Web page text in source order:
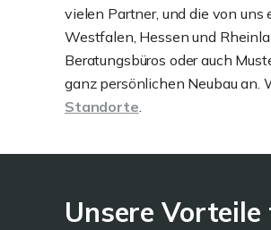
vielen Partner, und die von
Westfalen, Hessen und
Beratungsbüros oder auch
ganz persönlichen Neubau an.
Standorte.
Unsere